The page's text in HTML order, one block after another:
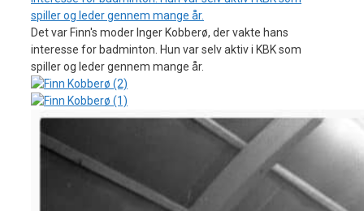
Det var Finn's moder Inger Kobberø, der vakte hans
interesse for badminton. Hun var selv aktiv i KBK som
spiller og leder gennem mange år.